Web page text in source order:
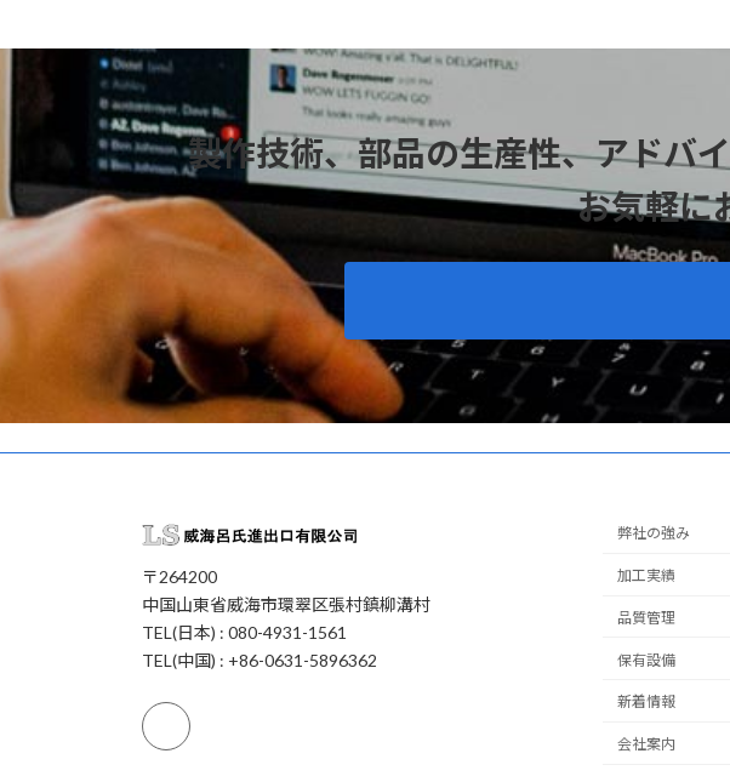
製作技術、部品の生産性、アドバ
お気軽に
〒264200
中国山東省威海市環翠区張村鎮柳溝村
TEL(日本) : 080-4931-1561
TEL(中国) : +86-0631-5896362
弊社の強み
加工実績
品質管理
保有設備
新着情報
会社案内